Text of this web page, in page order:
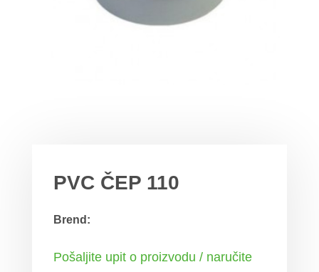
PVC ČEP 110
Brend:
Pošaljite upit o proizvodu / naručite